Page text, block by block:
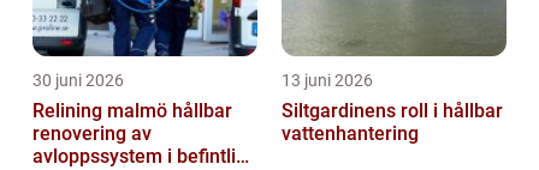
30 juni 2026
Relining malmö hållbar
renovering av
avloppssystem i befintliga
13 juni 2026
Siltgardinens roll i hållbar
vattenhantering